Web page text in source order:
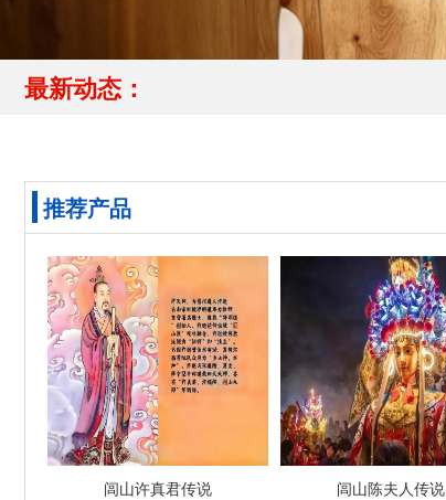
最新动态：
推荐产品
闾山许真君传说 闾山陈夫人传说